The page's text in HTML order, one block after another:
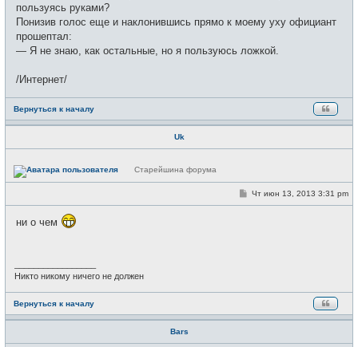
пользуясь руками?
Понизив голос еще и наклонившись прямо к моему уху официант
прошептал:
— Я не знаю, как остальные, но я пользуюсь ложкой.
/Интернет/
Вернуться к началу
Uk
Н
е
в
и
Старейшина форума
СЧт июн 13, 2013 3:31 pm
ни о чем
Никто никому ничего не должен
Вернуться к началу
Bars